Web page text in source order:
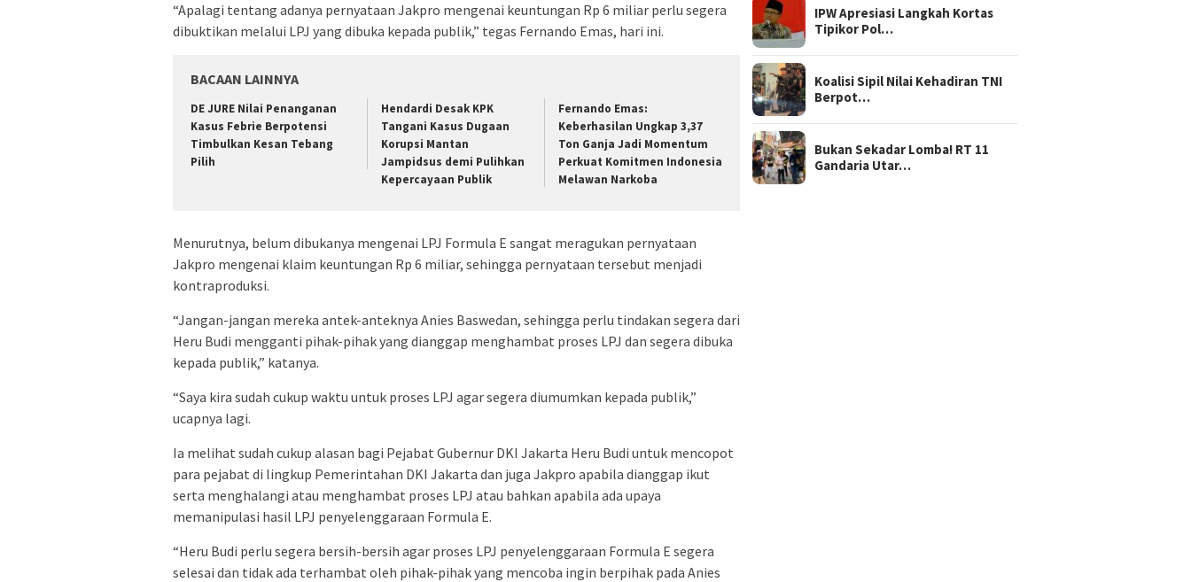
“Apalagi tentang adanya pernyataan Jakpro mengenai keuntungan Rp 6 miliar perlu segera
dibuktikan melalui LPJ yang dibuka kepada publik,” tegas Fernando Emas, hari ini.
BACAAN LAINNYA
DE JURE Nilai Penanganan
Kasus Febrie Berpotensi
Timbulkan Kesan Tebang
Pilih
Hendardi Desak KPK
Tangani Kasus Dugaan
Korupsi Mantan
Jampidsus demi Pulihkan
Kepercayaan Publik
Fernando Emas:
Keberhasilan Ungkap 3,37
Ton Ganja Jadi Momentum
Perkuat Komitmen Indonesia
Melawan Narkoba
Menurutnya, belum dibukanya mengenai LPJ Formula E sangat meragukan pernyataan
Jakpro mengenai klaim keuntungan Rp 6 miliar, sehingga pernyataan tersebut menjadi
kontraproduksi.
“Jangan-jangan mereka antek-anteknya Anies Baswedan, sehingga perlu tindakan segera dari
Heru Budi mengganti pihak-pihak yang dianggap menghambat proses LPJ dan segera dibuka
kepada publik,” katanya.
“Saya kira sudah cukup waktu untuk proses LPJ agar segera diumumkan kepada publik,”
ucapnya lagi.
Ia melihat sudah cukup alasan bagi Pejabat Gubernur DKI Jakarta Heru Budi untuk mencopot
para pejabat di lingkup Pemerintahan DKI Jakarta dan juga Jakpro apabila dianggap ikut
serta menghalangi atau menghambat proses LPJ atau bahkan apabila ada upaya
memanipulasi hasil LPJ penyelenggaraan Formula E.
“Heru Budi perlu segera bersih-bersih agar proses LPJ penyelenggaraan Formula E segera
selesai dan tidak ada terhambat oleh pihak-pihak yang mencoba ingin berpihak pada Anies
IPW Apresiasi Langkah Kortas
Tipikor Pol…
Koalisi Sipil Nilai Kehadiran TNI
Berpot…
Bukan Sekadar Lomba! RT 11
Gandaria Utar…